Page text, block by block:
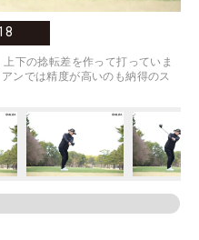
下の捻転差を作って打っていま
ンでは精度が高いのも納得のス